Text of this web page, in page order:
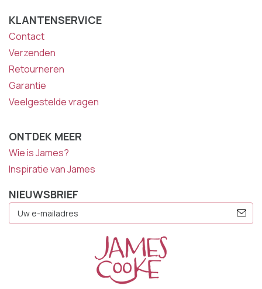
KLANTENSERVICE
Contact
Verzenden
Retourneren
Garantie
Veelgestelde vragen
ONTDEK MEER
Wie is James?
Inspiratie van James
NIEUWSBRIEF
Mailadres